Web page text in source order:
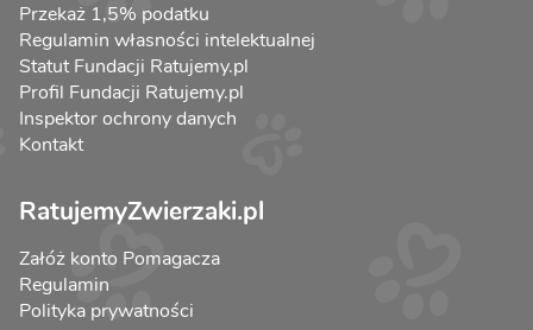
Przekaż 1,5% podatku
Regulamin własności intelektualnej
Statut Fundacji Ratujemy.pl
Profil Fundacji Ratujemy.pl
Inspektor ochrony danych
Kontakt
RatujemyZwierzaki.pl
Załóż konto Pomagacza
Regulamin
Polityka prywatności